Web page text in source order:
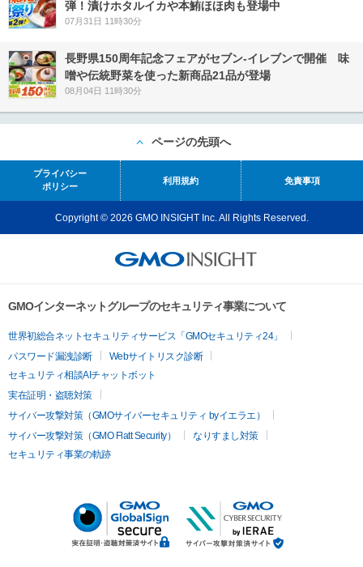
弾！漬けホタルイカや本鮪ほほ肉も登場中
07月31日 11時30分
長野県150周年記念フェアがセブン-イレブンで開催 味
噌や伝統野菜を使った新商品21品が登場
08月04日 11時30分
ページの先頭へ
プライバシー
ポリシー
利用規約 免責事項
Copyright © 2026 GMO INSIGHT Inc. All Rights Reserved.
GMOインターネットグループのセキュリティ事業について
世界初総合ネットセキュリティサービス「GMOセキュリティ24」
パスワード漏洩診断
Webサイトリスク診断
セキュリティ相談AIチャットボット
実在証明・盗聴対策
サイバー攻撃対策（GMOサイバーセキュリティ byイエラエ）
サイバー攻撃対策（GMO Flatt Security）
なりすまし対策
セキュリティ事業の軌跡